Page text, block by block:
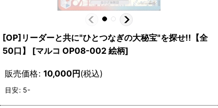
[OP]リーダーと共に"ひとつなぎの大秘宝"を探せ!!【全
50口】
[マルコ OP08-002 絵柄]
販売価格: 10,000円(税込)
目安: 5-